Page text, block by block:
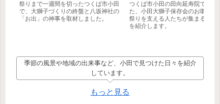
祭りまで一週間を切ったつくば市小田
で、大獅子づくりの終盤と八坂神社の
「お出」の神事を取材しました。
つくば市小田の田向延寿院で行わ
た、小田大獅子保存会のお囃子練
祭りを支える人たちが集まる夏の
を紹介します。
季節の風景や地域の出来事など、小田で見つけた日々を紹介
しています。
もっと見る